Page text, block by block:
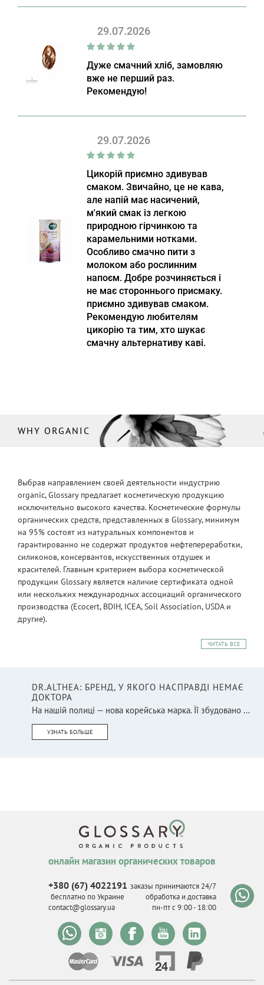
29.07.2026
Дуже смачний хліб, замовляю
вже не перший раз.
Рекомендую!
29.07.2026
Цикорій приємно здивував
смаком. Звичайно, це не кава,
але напій має насичений,
м'який смак із легкою
природною гірчинкою та
карамельними нотками.
Особливо смачно пити з
молоком або рослинним
напоєм. Добре розчиняється і
не має стороннього присмаку.
приємно здивував смаком.
Рекомендую любителям
цикорію та тим, хто шукає
смачну альтернативу каві.
WHY ORGANIC
Выбрав направлением своей деятельности индустрию
organic, Glossary предлагает косметическую продукцию
исключительно высокого качества. Косметические формулы
органических средств, представленных в Glossary, минимум
на 95% состоят из натуральных компонентов и
гарантированно не содержат продуктов нефтепереработки,
силиконов, консервантов, искусственных отдушек и
красителей. Главным критерием выбора косметической
продукции Glossary является наличие сертификата одной
или нескольких международных ассоциаций органического
производства (Ecocert, BDIH, ICEA, Soil Association, USDA и
другие).
ЧИТАТЬ ВСЕ
DR.ALTHEA: БРЕНД, У ЯКОГО НАСПРАВДІ НЕМАЄ
ДОКТОРА
На нашій полиці — нова корейська марка. Її збудовано ...
УЗНАТЬ БОЛЬШЕ
онлайн магазин органических товаров
+380 (67) 4022191
бесплатно по Украине
contact@glossary.ua
заказы принимаются 24/7
обработка и доставка
пн-пт с 9:00 - 18:00